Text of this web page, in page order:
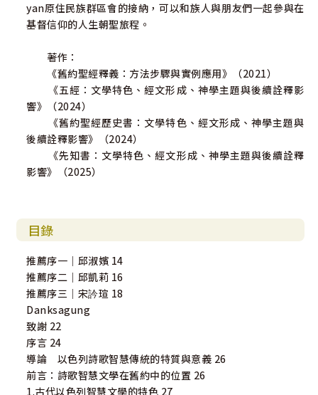
yan原住民族群區會的接納，可以和族人與朋友們一起參與在
基督信仰的人生朝聖旅程。
著作：
《舊約聖經釋義：方法步驟與實例應用》（2021）
《五經：文學特色、經文形成、神學主題與後續詮釋影
響》（2024）
《舊約聖經歷史書：文學特色、經文形成、神學主題與
後續詮釋影響》（2024）
《先知書：文學特色、經文形成、神學主題與後續詮釋
影響》（2025）
目錄
推薦序一｜邱淑嬪 14
推薦序二｜邱凱莉 16
推薦序三｜宋訡瑄 18
Danksagung
致謝 22
序言 24
導論 以色列詩歌智慧傳統的特質與意義 26
前言：詩歌智慧文學在舊約中的位置 26
1.古代以色列智慧文學的特色 27